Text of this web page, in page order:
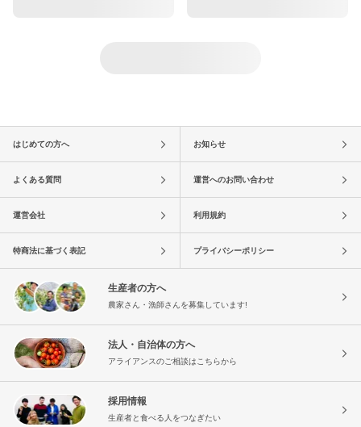
はじめての方へ お知らせ
よくある質問 運営へのお問い合わせ
運営会社 利用規約
特商法に基づく表記 プライバシーポリシー
生産者の方へ
農家さん・漁師さんを募集しています!
法人・自治体の方へ
アライアンスのご相談はこちらから
採用情報
生産者と食べる人をつなぎたい